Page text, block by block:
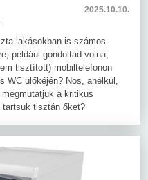
2025.10.10.
lakásokban is számos
például gondoltad volna,
tisztított) mobiltelefonon
WC ülőkéjén? Nos, anélkül,
a kritikus
tartsuk tisztán őket?